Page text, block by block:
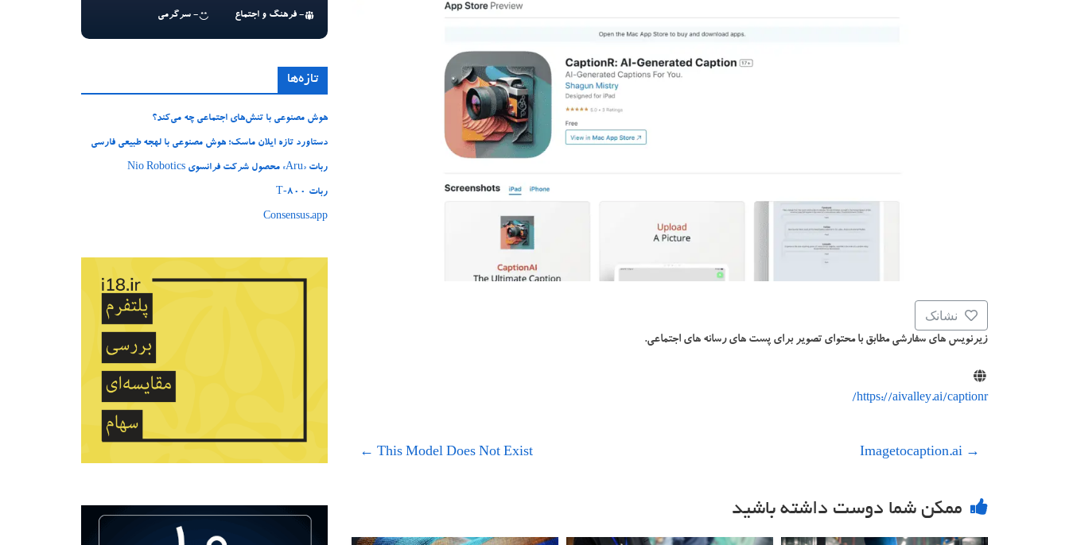
نشانک
زیرنویس های سفارشی مطابق با محتوای تصویر برای پست های رسانه های اجتماعی.
https://aivalley.ai/captionr/
→
This Model Does Not Exist
←
ممکن شما دوست داشته باشید
- فرهنگ و اجتماع - سرگرمی
تازه‌ها
هوش مصنوعی با تنش‌های اجتماعی چه می‌کند؟
دستاورد تازه ایلان ماسک؛ هوش مصنوعی با لهجه طبیعی فارسی
ربات «Aru» محصول شرکت فرانسوی Nio Robotics
ربات T‑800
Consensus.app